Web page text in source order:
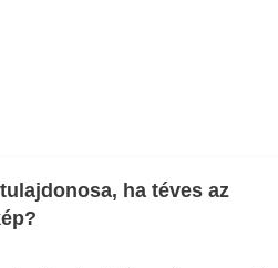
ha téves az